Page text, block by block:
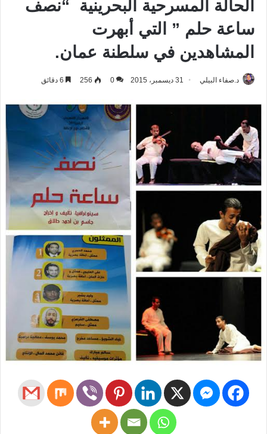
الحالة المسرحية البحرينية “نصف
ساعة حلم ” التي أبهرت
المشاهدين في سلطنة عمان.
د.صفاء البيلي 31 ديسمبر، 2015 0
256